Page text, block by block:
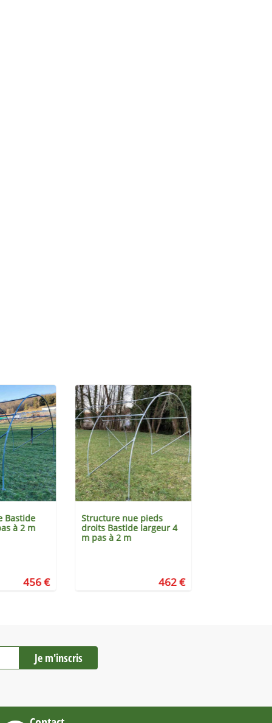
Bastide
à 2 m
456 €
Structure nue pieds
droits Bastide largeur 4
m pas à 2 m
462 €